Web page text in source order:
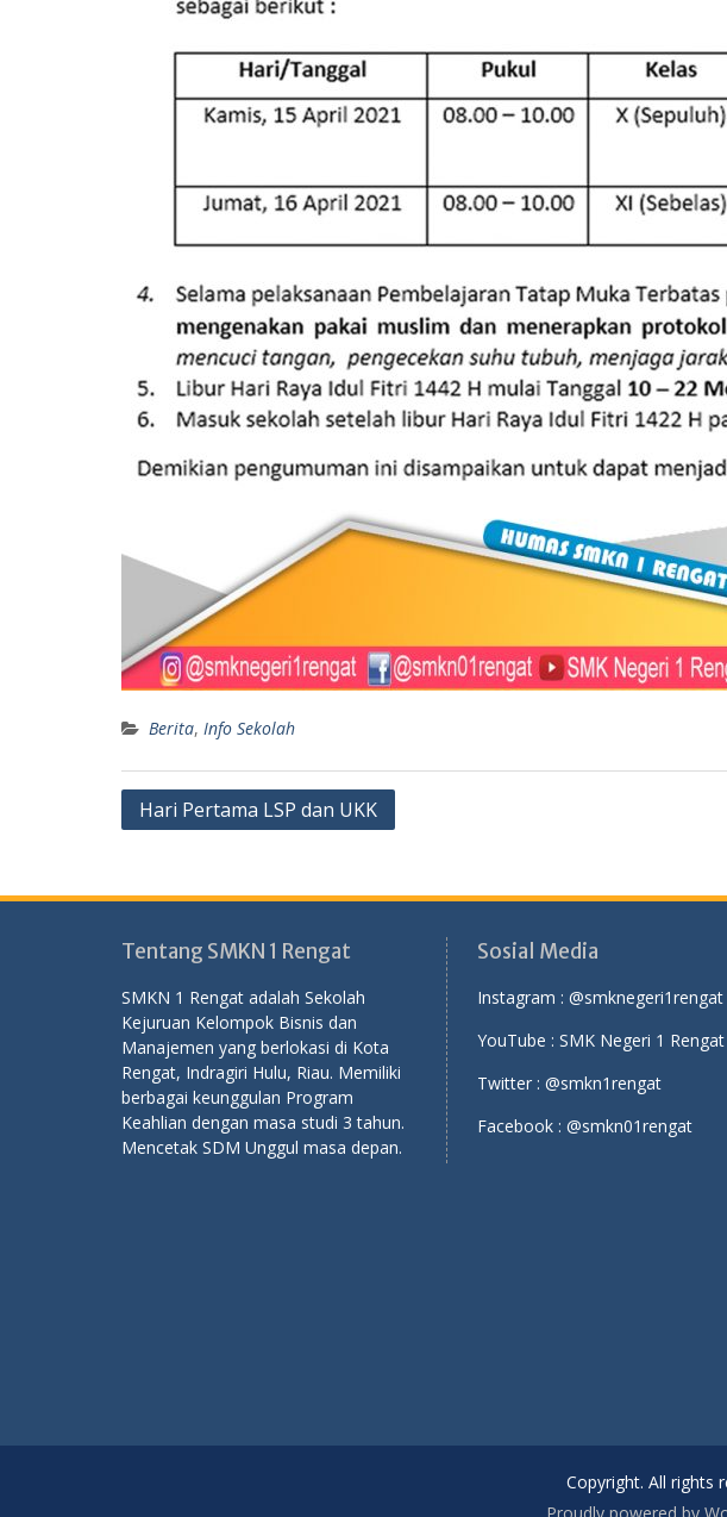
Berita, Info Sekolah
Post
Hari Pertama LSP dan UKK
Tentang SMKN 1 Rengat
SMKN 1 Rengat adalah Sekolah
Kejuruan Kelompok Bisnis dan
Manajemen yang berlokasi di Kota
Rengat, Indragiri Hulu, Riau. Memiliki
berbagai keunggulan Program
Keahlian dengan masa studi 3 tahun.
Mencetak SDM Unggul masa depan.
Sosial Media
Instagram : @smknegeri1rengat
YouTube : SMK Negeri 1 Rengat
Twitter : @smkn1rengat
Facebook : @smkn01rengat
Copyright. All rights